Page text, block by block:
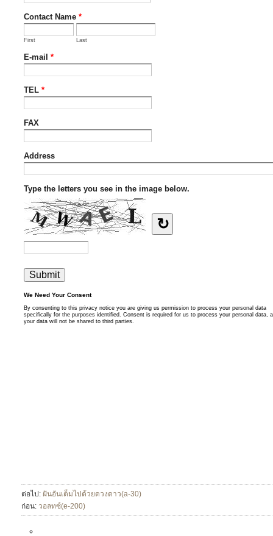
ต่อไป: ฝันอันเต็มไปด้วยดวงดาว(a-30)
ก่อน: วอลทซ์(e-200)